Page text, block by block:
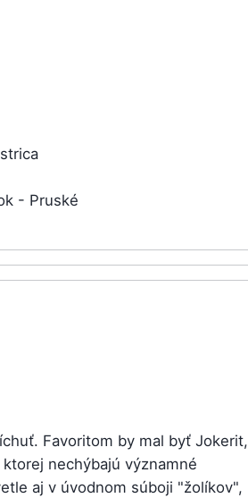
- Pruské
Favoritom by mal byť Jokerit,
nechýbajú významné
aj v úvodnom súboji "žolíkov",